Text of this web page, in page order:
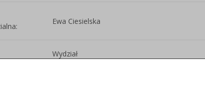
Ewa Ciesielska
Wydział